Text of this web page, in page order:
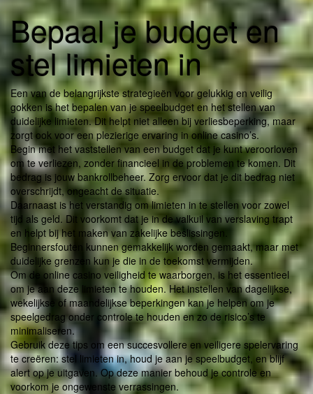
Bepaal je budget en
stel limieten in
Een van de belangrijkste strategieën voor gelukkig en veilig
gokken is het bepalen van je speelbudget en het stellen van
duidelijke limieten. Dit helpt niet alleen bij verliesbeperking, maar
zorgt ook voor een plezierige ervaring in online casino’s.
Begin met het vaststellen van een budget dat je kunt veroorloven
om te verliezen, zonder financieel in de problemen te komen. Dit
bedrag is jouw bankrollbeheer. Zorg ervoor dat je dit bedrag niet
overschrijdt, ongeacht de situatie.
Daarnaast is het verstandig om limieten in te stellen voor zowel
tijd als geld. Dit voorkomt dat je in de valkuil van verslaving trapt
en helpt bij het maken van zakelijke beslissingen.
Beginnersfouten kunnen gemakkelijk worden gemaakt, maar met
duidelijke grenzen kun je die in de toekomst vermijden.
Om de online casino veiligheid te waarborgen, is het essentieel
om je aan deze limieten te houden. Het instellen van dagelijkse,
wekelijkse of maandelijkse beperkingen kan je helpen om je
speelgedrag onder controle te houden en zo de risico’s te
minimaliseren.
Gebruik deze tips om een succesvollere en veiligere spelervaring
te creëren: stel limieten in, houd je aan je speelbudget, en blijf
alert op je uitgaven. Op deze manier behoud je controle en
voorkom je ongewenste verrassingen.